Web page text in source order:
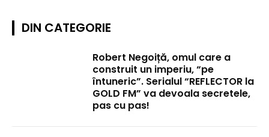
DIN CATEGORIE
Robert Negoiță, omul care a
construit un imperiu, “pe
întuneric”. Serialul “REFLECTOR la
GOLD FM” va devoala secretele,
pas cu pas!